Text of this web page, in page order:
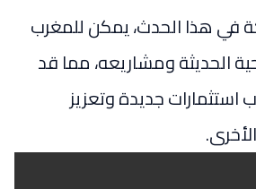
في هذا الحدث، يمكن للمغرب
الحديثة ومشاريعه، مما قد
جديدة وتعزيز